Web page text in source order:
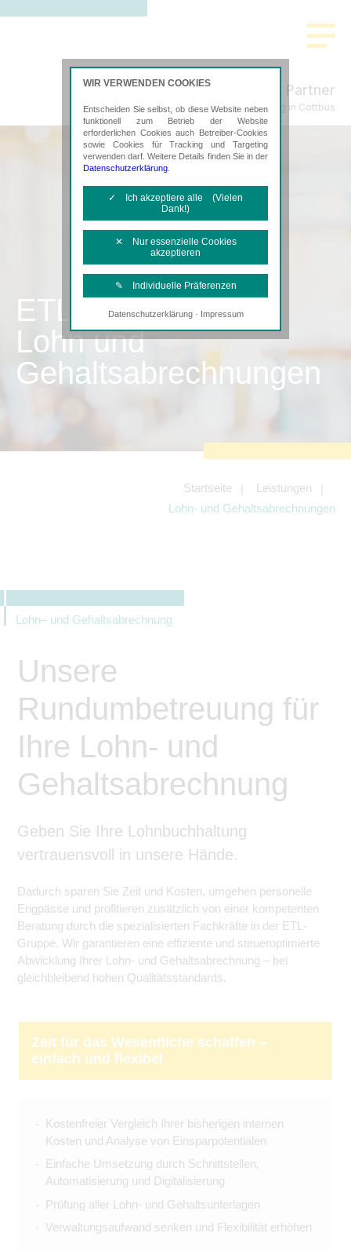
Schmidt & Partner
Steuerberatung in Cottbus
ETL
Lohn und
Gehaltsabrechnungen
Startseite
Leistungen
Lohn- und Gehaltsabrechnungen
Lohn– und Gehaltsabrechnung
Unsere
Rundumbetreuung für
Ihre Lohn- und
Gehaltsabrechnung
Geben Sie Ihre Lohnbuchhaltung
vertrauensvoll in unsere Hände.
Dadurch sparen Sie Zeit und Kosten, umgehen personelle
Engpässe und profitieren zusätzlich von einer kompetenten
Beratung durch die spezialisierten Fachkräfte in der ETL-
Gruppe. Wir garantieren eine effiziente und steueroptimierte
Abwicklung Ihrer Lohn- und Gehaltsabrechnung – bei
gleichbleibend hohen Qualitätsstandards.
Zeit für das Wesentliche schaffen –
einfach und flexibel
Kostenfreier Vergleich Ihrer bisherigen internen
Kosten und Analyse von Einsparpotentialen
Einfache Umsetzung durch Schnittstellen,
Automatisierung und Digitalisierung
Prüfung aller Lohn- und Gehaltsunterlagen
Verwaltungsaufwand senken und Flexibilität erhöhen
WIR VERWENDEN COOKIES
Entscheiden Sie selbst, ob diese Website neben
funktionell zum Betrieb der Website
erforderlichen Cookies auch Betreiber-Cookies
sowie Cookies für Tracking und Targeting
verwenden darf. Weitere Details finden Sie in der
Datenschutzerklärung
✓ Ich akzeptiere alle (Vielen
Dank!)
✕ Nur essenzielle Cookies
akzeptieren
✎ Individuelle Präferenzen
Notwendige Cookies
Diese Cookies sind erforderlich, um die
Tracking- und Targeting-Cookies
Angebotes einschließlich der
Angeboten von z.B. Facebook und
Datenschutzerklärung· Impressum